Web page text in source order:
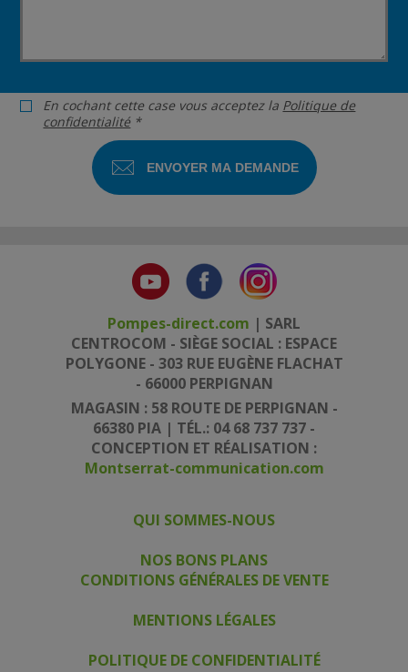
En cochant cette case vous acceptez la Politique de
confidentialité*
Pompes-direct.com | SARL
CENTROCOM - SIÈGE SOCIAL : ESPACE
POLYGONE - 303 RUE EUGÈNE FLACHAT
- 66000 PERPIGNAN
MAGASIN : 58 ROUTE DE PERPIGNAN -
66380 PIA | TÉL.: 04 68 737 737 -
CONCEPTION ET RÉALISATION :
Montserrat-communication.com
QUI SOMMES-NOUS
NOS BONS PLANS
CONDITIONS GÉNÉRALES DE VENTE
MENTIONS LÉGALES
POLITIQUE DE CONFIDENTIALITÉ